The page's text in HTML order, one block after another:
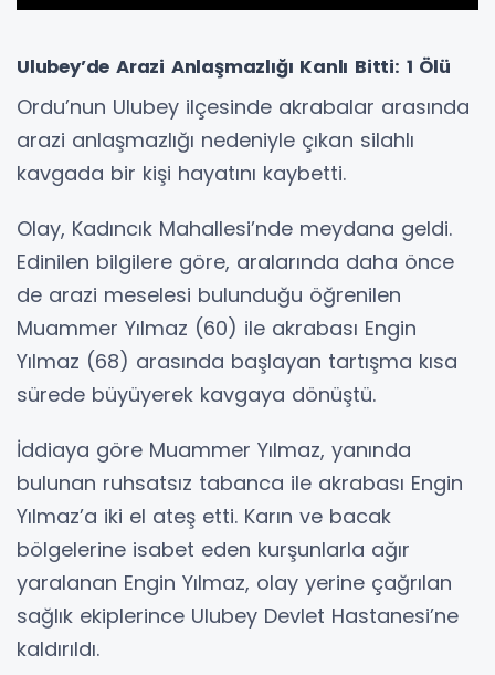
Ulubey’de Arazi Anlaşmazlığı Kanlı Bitti: 1 Ölü
Ordu’nun Ulubey ilçesinde akrabalar arasında
arazi anlaşmazlığı nedeniyle çıkan silahlı
kavgada bir kişi hayatını kaybetti.
Olay, Kadıncık Mahallesi’nde meydana geldi.
Edinilen bilgilere göre, aralarında daha önce
de arazi meselesi bulunduğu öğrenilen
Muammer Yılmaz (60) ile akrabası Engin
Yılmaz (68) arasında başlayan tartışma kısa
sürede büyüyerek kavgaya dönüştü.
İddiaya göre Muammer Yılmaz, yanında
bulunan ruhsatsız tabanca ile akrabası Engin
Yılmaz’a iki el ateş etti. Karın ve bacak
bölgelerine isabet eden kurşunlarla ağır
yaralanan Engin Yılmaz, olay yerine çağrılan
sağlık ekiplerince Ulubey Devlet Hastanesi’ne
kaldırıldı.